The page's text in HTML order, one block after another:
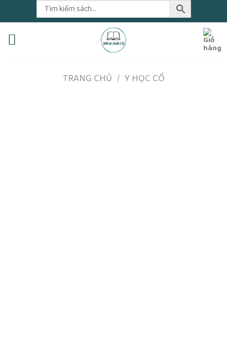
to
content
TRANG CHỦ / Y HỌC CỔ